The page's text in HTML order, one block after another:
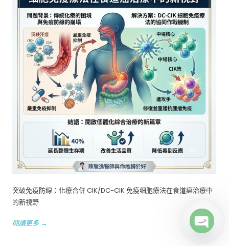
突破免疫防線：化療合併 CIK/DC-CIK 免疫细胞療法在食道癌治療中
的新視野
閱讀更多 →
Open